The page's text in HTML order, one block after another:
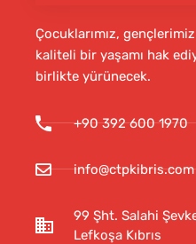
Çocuklarımız,
kaliteli bir yaşamı hak
birlikte yürünecek.
+90 392 600 1970
info@ctpkibris.com
99 Şht. Salahi
Lefkoşa Kıbrıs